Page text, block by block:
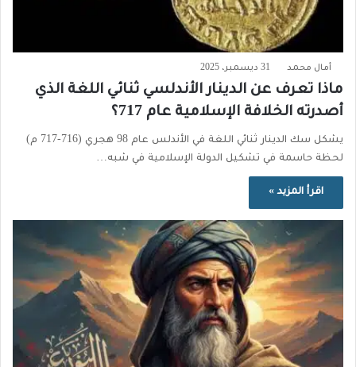
أمال محمد 31 ديسمبر، 2025
ماذا تعرف عن الدينار الأندلسي ثنائي اللغة الذي
أصدرته الخلافة الإسلامية عام 717؟
يشكل سك الدينار ثنائي اللغة في الأندلس عام 98 هجري (716-717 م)
لحظة حاسمة في تشكيل الدولة الإسلامية في شبه…
اقرأ المزيد »